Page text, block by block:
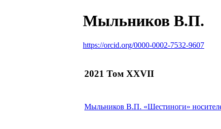
Мыльников В.П.
https://orcid.org/0000-0002-7532-9607
2021 Том XXVII
Мыльников В.П. «Шестиноги»